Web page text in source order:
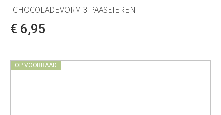
CHOCOLADEVORM 3 PAASEIEREN
€ 6,95
OP VOORRAAD